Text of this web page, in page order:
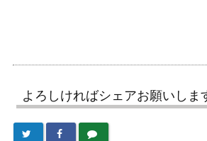
よろしければシェアお願いしま